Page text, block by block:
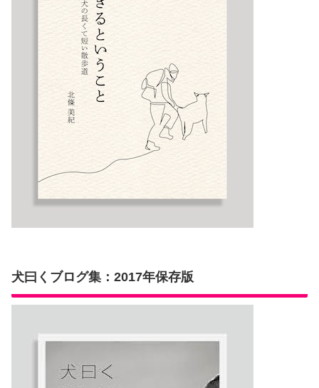
犬曰くブログ集：2017年保存版